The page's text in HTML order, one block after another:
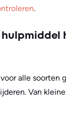
.
hulpmiddel
alle soorten
Van